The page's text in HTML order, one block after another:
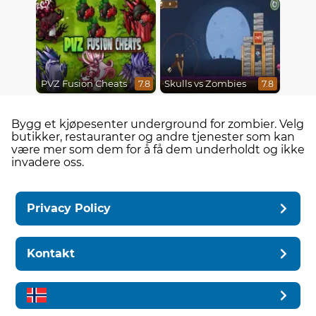
PVZ Fusion Cheats 7.8 Skulls vs Zombies 7.8
Bygg et kjøpesenter underground for zombier. Velg
butikker, restauranter og andre tjenester som kan
være mer som dem for å få dem underholdt og ikke
invadere oss.
Privacy Policy
Kontakt